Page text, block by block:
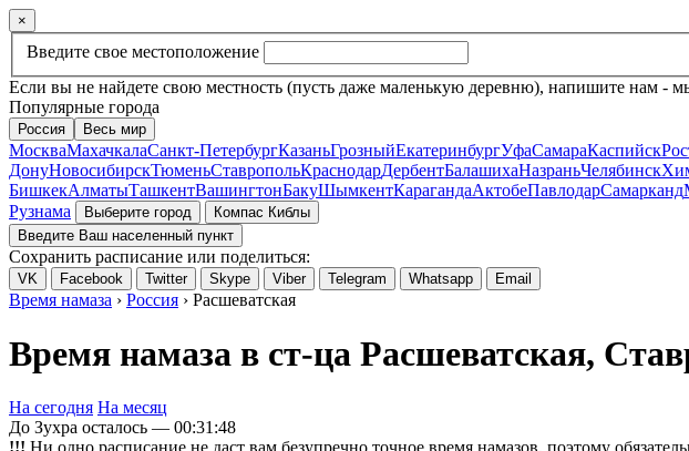
×
Введите свое местоположение
Если вы не найдете свою местность (пусть даже маленькую деревню), напишите нам -
Популярные города
Россия Весь мир
МоскваМахачкалаСанкт-ПетербургКазаньГрозныйЕкатеринбургУфаСамараКаспийск
ДонуНовосибирскТюменьСтавропольКраснодарДербентБалашихаНазраньЧелябинск
БишкекАлматыТашкентВашингтонБакуШымкентКарагандаАктобеПавлодарСамарканд
Рузнама
Выберите город
Компас Киблы
Введите Ваш населенный пункт
Сохранить расписание или поделиться:
VK Facebook Twitter Skype Viber Telegram Whatsapp Email
Время намаза › Россия › Расшеватская
Время намаза в ст-ца Расшеватская,
На сегодня На месяц
До Зухра осталось — 00:31:48